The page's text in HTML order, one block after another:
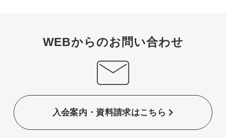
WEBからのお問い合わせ
入会案内・資料請求はこちら